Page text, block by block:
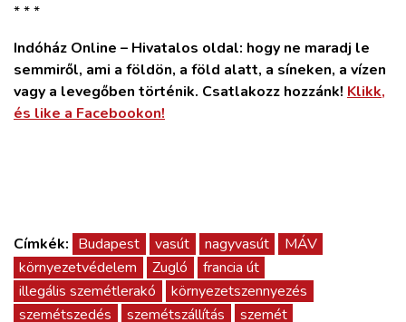
* * *
Indóház Online – Hivatalos oldal: hogy ne maradj le
semmiről, ami a földön, a föld alatt, a síneken, a vízen
vagy a levegőben történik. Csatlakozz hozzánk! Klikk,
és like a Facebookon!
Címkék: Budapest vasút nagyvasút
MÁV
környezetvédelem
Zugló
francia út
illegális szemétlerakó
környezetszennyezés
szemétszedés
szemétszállítás szemét